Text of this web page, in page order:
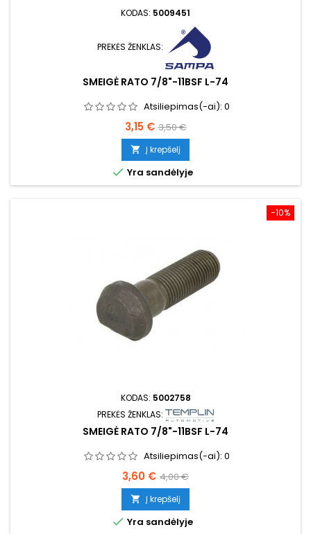
KODAS: 5009451
PREKĖS ŽENKLAS:
SMEIGĖ RATO 7/8"-11BSF L-74
Atsiliepimas(-ai): 0
Kaina
3,15 € Bazinė
kaina
3,50 €
 Į krepšelį
 Yra sandėlyje
−10%
KODAS: 5002758
PREKĖS ŽENKLAS:
SMEIGĖ RATO 7/8"-11BSF L-74
Atsiliepimas(-ai): 0
Kaina
3,60 € Bazinė
kaina
4,00 €
 Į krepšelį
 Yra sandėlyje